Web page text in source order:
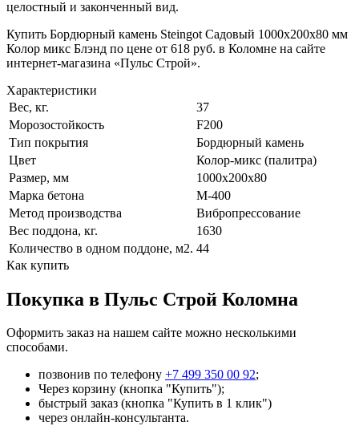
целостный и законченный вид.
Купить Бордюрный камень Steingot Садовый 1000х200х80 мм
Колор микс Блэнд по цене от 618 руб. в Коломне на сайте
интернет-магазина «Пульс Строй».
Характеристики
Вес, кг.
37
Морозостойкость
F200
Тип покрытия
Бордюрный камень
Цвет
Колор-микс (палитра)
Размер, мм
1000x200x80
Марка бетона
М-400
Метод производства
Вибропрессование
Вес поддона, кг.
1630
Количество в одном поддоне, м2. 44
Как купить
Покупка в Пульс Строй Коломна
Оформить заказ на нашем сайте можно несколькими
способами.
позвонив по телефону +7 499 350 00 92;
Через корзину (кнопка "Купить");
быстрый заказ (кнопка "Купить в 1 клик")
через онлайн-консультанта.